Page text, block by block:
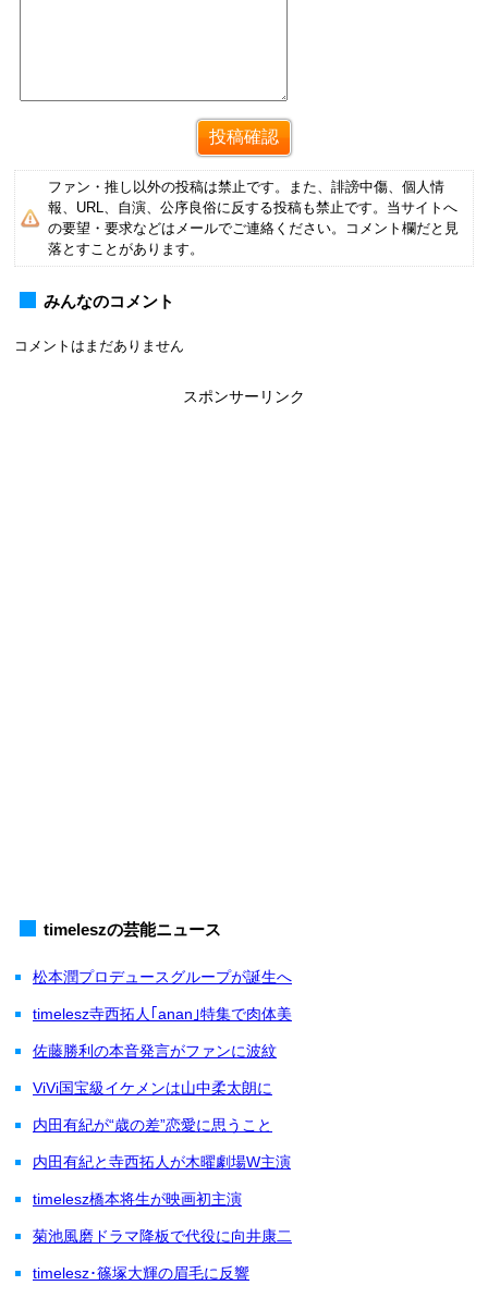
ファン・推し以外の投稿は禁止です。また、誹謗中傷、個人情
報、URL、自演、公序良俗に反する投稿も禁止です。当サイトへ
の要望・要求などはメールでご連絡ください。コメント欄だと見
落とすことがあります。
みんなのコメント
コメントはまだありません
スポンサーリンク
timeleszの芸能ニュース
松本潤プロデュースグループが誕生へ
timelesz寺西拓人｢anan｣特集で肉体美
佐藤勝利の本音発言がファンに波紋
ViVi国宝級イケメンは山中柔太朗に
内田有紀が“歳の差”恋愛に思うこと
内田有紀と寺西拓人が木曜劇場W主演
timelesz橋本将生が映画初主演
菊池風磨ドラマ降板で代役に向井康二
timelesz･篠塚大輝の眉毛に反響